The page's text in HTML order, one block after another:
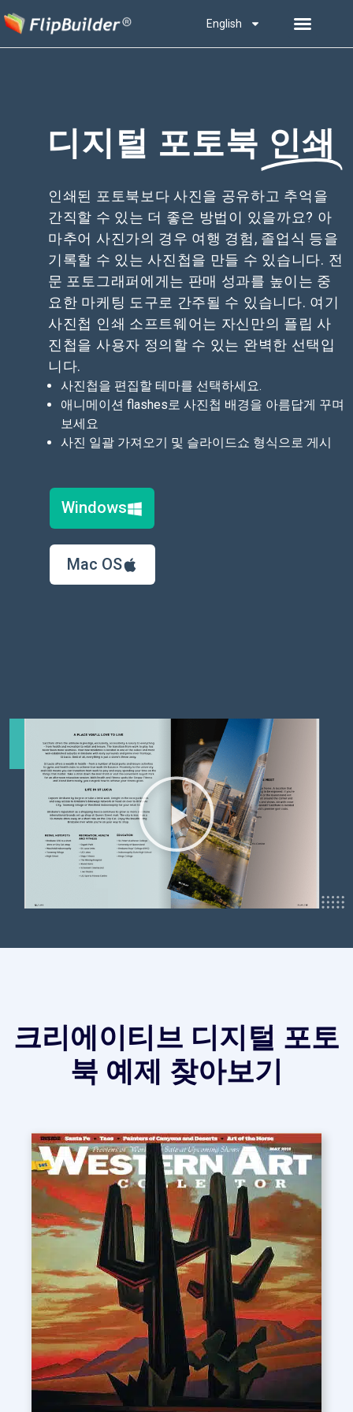
English
디지털 포토북 인쇄
인쇄된 포토북보다 사진을 공유하고 추억을
간직할 수 있는 더 좋은 방법이 있을까요? 아
마추어 사진가의 경우 여행 경험, 졸업식 등을
기록할 수 있는 사진첩을 만들 수 있습니다. 전
문 포토그래퍼에게는 판매 성과를 높이는 중
요한 마케팅 도구로 간주될 수 있습니다. 여기
사진첩 인쇄 소프트웨어는 자신만의 플립 사
진첩을 사용자 정의할 수 있는 완벽한 선택입
니다.
사진첩을 편집할 테마를 선택하세요.
애니메이션 flashes로 사진첩 배경을 아름답게 꾸며
보세요
사진 일괄 가져오기 및 슬라이드쇼 형식으로 게시
Windows
Mac OS
크리에이티브 디지털 포토
북 예제 찾아보기